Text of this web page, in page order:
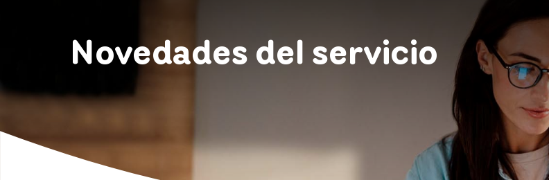
Novedades del servicio